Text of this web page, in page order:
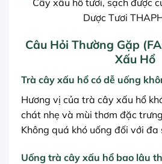
Dược Tươi
Câu Hỏi Thường Gặp
Xấu Hổ
Trà cây xấu hổ có dễ uống
Hương vị của trà cây xấu hổ
chát nhẹ và mùi thơm đặc
Không quá khó uống đối với đa
Uống trà cây xấu hổ bao lâu